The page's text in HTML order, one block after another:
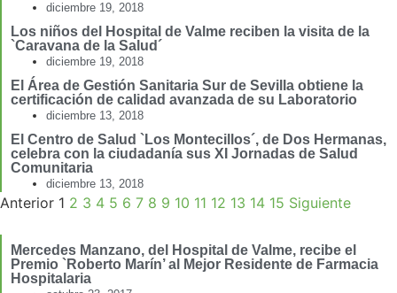
diciembre 19, 2018
Los niños del Hospital de Valme reciben la visita de la
`Caravana de la Salud´
diciembre 19, 2018
El Área de Gestión Sanitaria Sur de Sevilla obtiene la
certificación de calidad avanzada de su Laboratorio
diciembre 13, 2018
El Centro de Salud `Los Montecillos´, de Dos Hermanas,
celebra con la ciudadanía sus XI Jornadas de Salud
Comunitaria
diciembre 13, 2018
Anterior 1 2 3 4 5 6 7 8 9 10 11 12 13 14 15 Siguiente
Mercedes Manzano, del Hospital de Valme, recibe el
Premio `Roberto Marín’ al Mejor Residente de Farmacia
Hospitalaria